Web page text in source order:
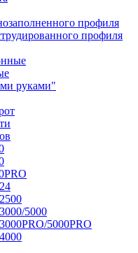
профиля
профиля
руками"
5000
5000PRO